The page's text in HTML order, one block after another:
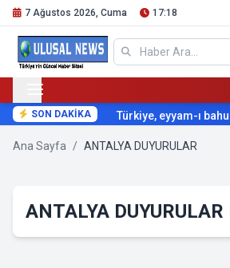
7 Ağustos 2026, Cuma 17:18
SON DAKİKA Türkiye, eyyam-ı
Ana Sayfa / ANTALYA DUYURULAR
ANTALYA